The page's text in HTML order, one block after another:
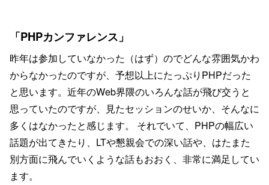
「PHPカンファレンス」
昨年は参加していなかった（はず）のでどんな雰囲気かわ
からなかったのですが、予想以上にたっぷりPHPだった
と思います。近年のWeb界隈のいろんな話が飛び交うと
思っていたのですが、見たセッションのせいか、そんなに
多くはなかったと感じます。 それでいて、PHPの幅広い
話題が出てきたり、LTや懇親会での深い話や、はたまた
別方面に飛んでいくような話もおおく、非常に満足してい
ます。